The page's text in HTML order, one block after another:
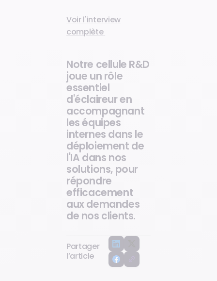
Voir l'interview
complète
Notre cellule R&D
joue un rôle
essentiel
d'éclaireur en
accompagnant
les équipes
internes dans le
déploiement de
l'IA dans nos
solutions, pour
répondre
efficacement
aux demandes
de nos clients.
Partager
l’article